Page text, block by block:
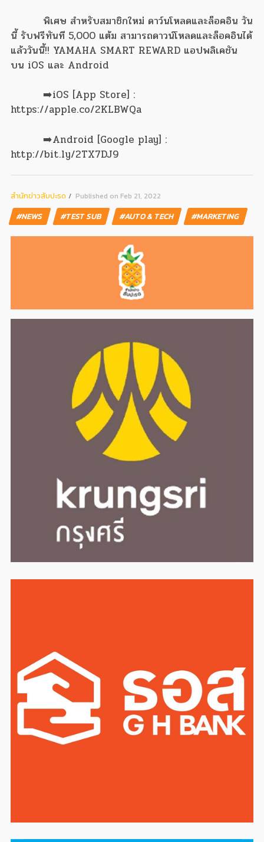
พิเศษ สำหรับสมาชิกใหม่ ดาว์นโหลดและล็อคอิน วัน
นี้ รับฟรีทันที 5,000 แต้ม สามารถดาวน์โหลดและล็อคอินได้
แล้ววันนี้!! YAMAHA SMART REWARD แอปพลิเคชัน
บน iOS และ Android
➡️iOS [App Store] :
https://apple.co/2KLBWQa
➡️Android [Google play] :
http://bit.ly/2TX7DJ9
สํานักข่าวสับปะรด Published on Feb 21, 2022
#NEWS #TEST SUB #AUTO & TECH #MARKETING